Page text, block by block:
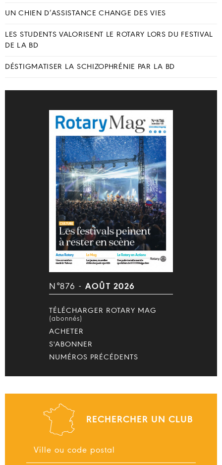
UN CHIEN D’ASSISTANCE CHANGE DES VIES
LES STUDENTS VALORISENT LE ROTARY LORS DU FESTIVAL
DE LA BD
DÉSTIGMATISER LA SCHIZOPHRÉNIE PAR LA BD
N°876 - AOÛT 2026
TÉLÉCHARGER ROTARY MAG
(abonnés)
ACHETER
S'ABONNER
NUMÉROS PRÉCÉDENTS
RECHERCHER UN CLUB